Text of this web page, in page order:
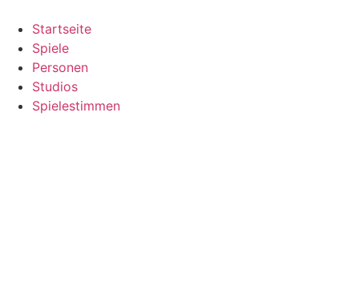
Inhalt
springen
Startseite
Spiele
Personen
Studios
Spielestimmen